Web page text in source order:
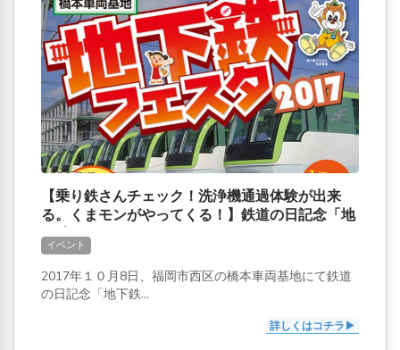
【乗り鉄さんチェック！洗浄機通過体験が出来
る。くまモンがやってくる！】鉄道の日記念「地
下鉄フェスタ2017」
イベント
2017年１０月8日、福岡市西区の橋本車両基地にて鉄道
の日記念「地下鉄...
詳しくはコチラ